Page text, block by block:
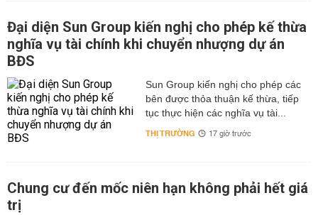
Đại diện Sun Group kiến nghị cho phép kế thừa
nghĩa vụ tài chính khi chuyển nhượng dự án
BĐS
Sun Group kiến nghị cho phép các
bên được thỏa thuận kế thừa, tiếp
tục thực hiện các nghĩa vụ tài...
THỊ TRƯỜNG 17 giờ trước
Chung cư đến mốc niên hạn không phải hết giá
trị